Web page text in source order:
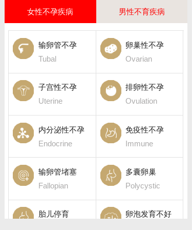
女性不孕疾病 男性不育疾病
输卵管不孕
Tubal
卵巢性不孕
Ovarian
子宫性不孕
Uterine
排卵性不孕
Ovulation
内分泌性不孕
Endocrine
免疫性不孕
Immune
输卵管堵塞
Fallopian
多囊卵巢
Polycystic
胎儿停育
卵泡发育不好